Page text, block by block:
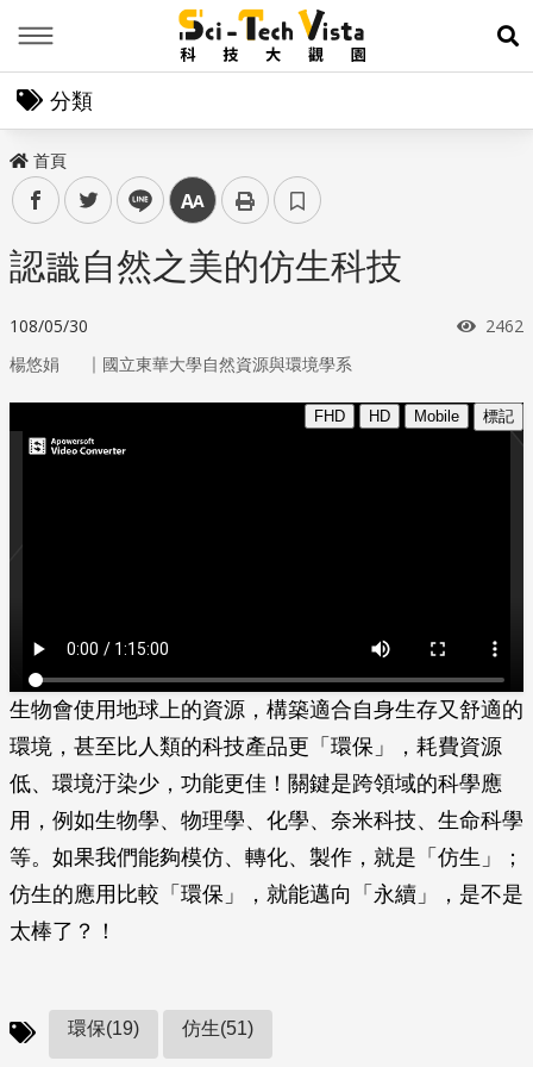
展
分類
首頁
facebooktwitter line 中
認識自然之美的仿生科技
108/05/30 瀏覽
2462
楊悠娟 ｜ 國立東華大學自然資源與環境學系
生物會使用地球上的資源，構築適合自身生存又舒適的
環境，甚至比人類的科技產品更「環保」，耗費資源
低、環境汙染少，功能更佳！關鍵是跨領域的科學應
用，例如生物學、物理學、化學、奈米科技、生命科學
等。如果我們能夠模仿、轉化、製作，就是「仿生」；
仿生的應用比較「環保」，就能邁向「永續」，是不是
太棒了？！
環保(19) 仿生(51)